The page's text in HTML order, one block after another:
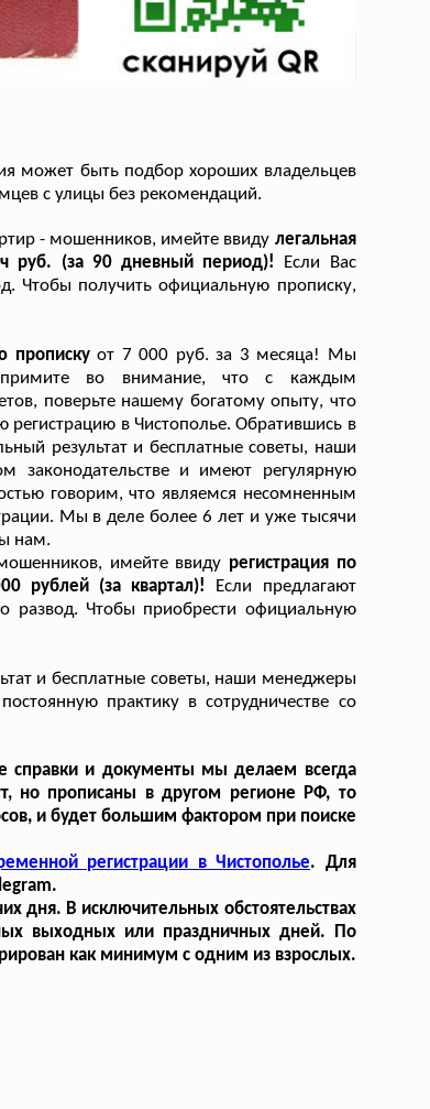
может быть подбор хороших владельцев
с улицы без рекомендаций.
- мошенников, имейте ввиду легальная
руб. (за 90 дневный период)! Если Вас
Чтобы получить официальную прописку,
пропискуот 7 000 руб. за 3 месяца! Мы
примите во внимание, что с каждым
поверьте нашему богатому опыту, что
регистрацию в Чистополье. Обратившись в
результат и бесплатные советы, наши
законодательстве и имеют регулярную
говорим, что являемся несомненным
Мы в деле более 6 лет и уже тысячи
нам.
имейте ввиду регистрация по
рублей (за квартал)! Если предлагают
развод. Чтобы приобрести официальную
и бесплатные советы, наши менеджеры
практику в сотрудничестве со
справки и документы мы делаем всегда
но прописаны в другом регионе РФ, то
и будет большим фактором при поиске
регистрации в Чистополье. Для
дня. В исключительных обстоятельствах
выходных или праздничных дней. По
как минимум с одним из взрослых.